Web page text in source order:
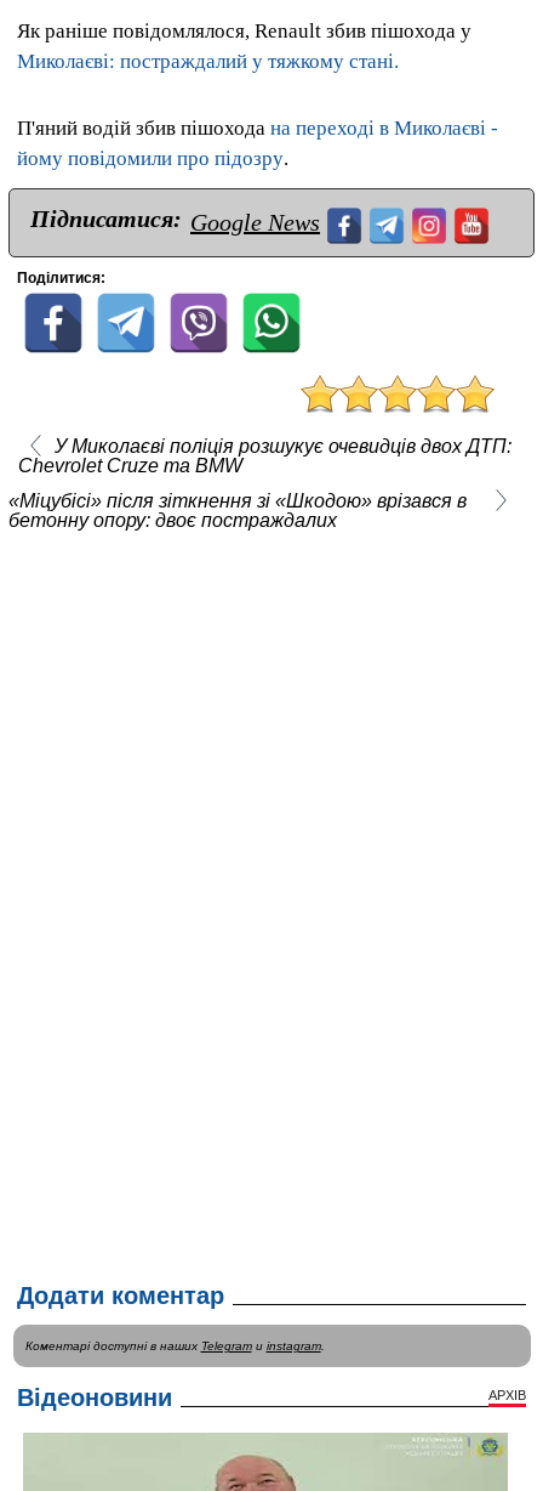
Як раніше повідомлялося, Renault збив пішохода у
Миколаєві: постраждалий у тяжкому стані.
П'яний водій збив пішохода на переході в Миколаєві -
йому повідомили про підозру.
Підписатися: Google News
Поділитися:
У Миколаєві поліція розшукує очевидців двох ДТП:
Chevrolet Cruze та BMW
«Міцубісі» після зіткнення зі «Шкодою» врізався в
бетонну опору: двоє постраждалих
Додати коментар
Коментарі доступні в наших Telegramи instagram.
Відеоновини АРХІВ